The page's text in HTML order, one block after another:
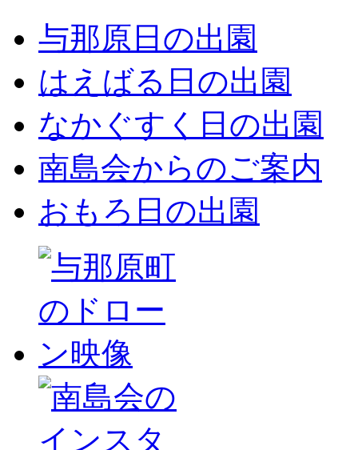
与那原日の出園
はえばる日の出園
なかぐすく日の出園
南島会からのご案内
おもろ日の出園